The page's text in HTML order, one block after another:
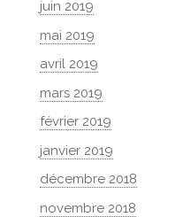
juin 2019
mai 2019
avril 2019
mars 2019
février 2019
janvier 2019
décembre 2018
novembre 2018